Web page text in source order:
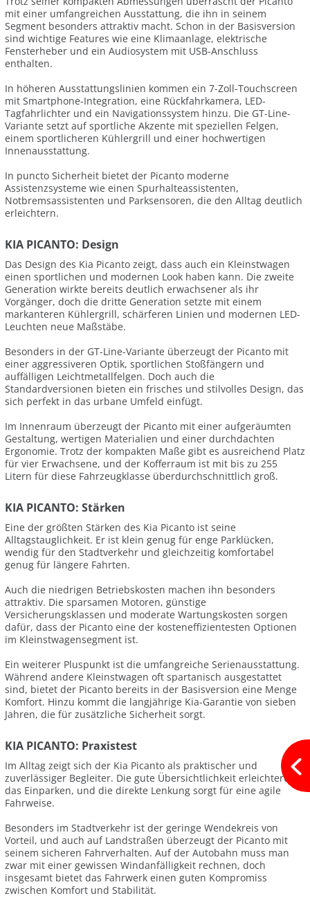
mit einer umfangreichen Ausstattung, die ihn in seinem
Segment besonders attraktiv macht. Schon in der Basisversion
sind wichtige Features wie eine Klimaanlage, elektrische
Fensterheber und ein Audiosystem mit USB-Anschluss
enthalten.
In höheren Ausstattungslinien kommen ein 7-Zoll-Touchscreen
mit Smartphone-Integration, eine Rückfahrkamera, LED-
Tagfahrlichter und ein Navigationssystem hinzu. Die GT-Line-
Variante setzt auf sportliche Akzente mit speziellen Felgen,
einem sportlicheren Kühlergrill und einer hochwertigen
Innenausstattung.
In puncto Sicherheit bietet der Picanto moderne
Assistenzsysteme wie einen Spurhalteassistenten,
Notbremsassistenten und Parksensoren, die den Alltag deutlich
erleichtern.
KIA PICANTO: Design
Das Design des Kia Picanto zeigt, dass auch ein Kleinstwagen
einen sportlichen und modernen Look haben kann. Die zweite
Generation wirkte bereits deutlich erwachsener als ihr
Vorgänger, doch die dritte Generation setzte mit einem
markanteren Kühlergrill, schärferen Linien und modernen LED-
Leuchten neue Maßstäbe.
Besonders in der GT-Line-Variante überzeugt der Picanto mit
einer aggressiveren Optik, sportlichen Stoßfängern und
auffälligen Leichtmetallfelgen. Doch auch die
Standardversionen bieten ein frisches und stilvolles Design, das
sich perfekt in das urbane Umfeld einfügt.
Im Innenraum überzeugt der Picanto mit einer aufgeräumten
Gestaltung, wertigen Materialien und einer durchdachten
Ergonomie. Trotz der kompakten Maße gibt es ausreichend Platz
für vier Erwachsene, und der Kofferraum ist mit bis zu 255
Litern für diese Fahrzeugklasse überdurchschnittlich groß.
KIA PICANTO: Stärken
Eine der größten Stärken des Kia Picanto ist seine
Alltagstauglichkeit. Er ist klein genug für enge Parklücken,
wendig für den Stadtverkehr und gleichzeitig komfortabel
genug für längere Fahrten.
Auch die niedrigen Betriebskosten machen ihn besonders
attraktiv. Die sparsamen Motoren, günstige
Versicherungsklassen und moderate Wartungskosten sorgen
dafür, dass der Picanto eine der kosteneffizientesten Optionen
im Kleinstwagensegment ist.
Ein weiterer Pluspunkt ist die umfangreiche Serienausstattung.
Während andere Kleinstwagen oft spartanisch ausgestattet
sind, bietet der Picanto bereits in der Basisversion eine Menge
Komfort. Hinzu kommt die langjährige Kia-Garantie von sieben
Jahren, die für zusätzliche Sicherheit sorgt.
KIA PICANTO: Praxistest
Im Alltag zeigt sich der Kia Picanto als praktischer und
zuverlässiger Begleiter. Die gute Übersichtlichkeit erleichtert
das Einparken, und die direkte Lenkung sorgt für eine agile
Fahrweise.
Besonders im Stadtverkehr ist der geringe Wendekreis von
Vorteil, und auch auf Landstraßen überzeugt der Picanto mit
seinem sicheren Fahrverhalten. Auf der Autobahn muss man
zwar mit einer gewissen Windanfälligkeit rechnen, doch
insgesamt bietet das Fahrwerk einen guten Kompromiss
zwischen Komfort und Stabilität.